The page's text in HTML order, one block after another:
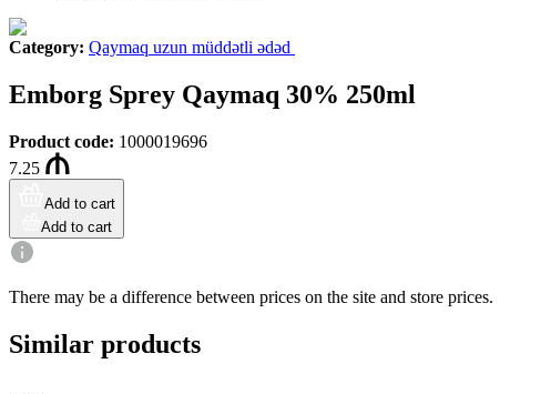
Category: Qaymaq uzun müddətli ədəd
Emborg Sprey Qaymaq 30% 250ml
Product code: 1000019696
7.25
Add to cart
Add to cart
There may be a difference between prices on the site and store prices.
Similar products